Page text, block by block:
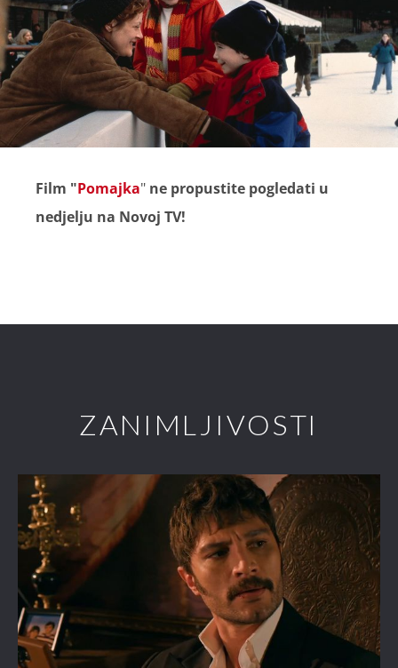
Film "Pomajka" ne propustite pogledati u
nedjelju na Novoj TV!
ZANIMLJIVOSTI